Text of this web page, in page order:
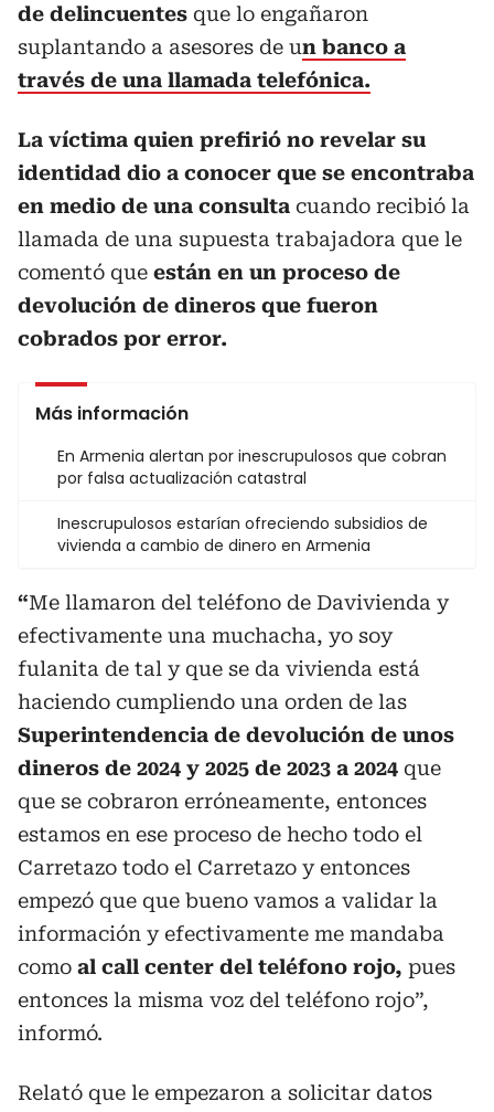
de delincuentes que lo engañaron
suplantando a asesores de un banco a
través de una llamada telefónica.
La víctima quien prefirió no revelar su
identidad dio a conocer que se encontraba
en medio de una consulta cuando recibió la
llamada de una supuesta trabajadora que le
comentó que están en un proceso de
devolución de dineros que fueron
cobrados por error.
Más información
En Armenia alertan por inescrupulosos que cobran
por falsa actualización catastral
Inescrupulosos estarían ofreciendo subsidios de
vivienda a cambio de dinero en Armenia
“Me llamaron del teléfono de Davivienda y
efectivamente una muchacha, yo soy
fulanita de tal y que se da vivienda está
haciendo cumpliendo una orden de las
Superintendencia de devolución de unos
dineros de 2024 y 2025 de 2023 a 2024 que
que se cobraron erróneamente, entonces
estamos en ese proceso de hecho todo el
Carretazo todo el Carretazo y entonces
empezó que que bueno vamos a validar la
información y efectivamente me mandaba
como al call center del teléfono rojo, pues
entonces la misma voz del teléfono rojo”,
informó.
Relató que le empezaron a solicitar datos